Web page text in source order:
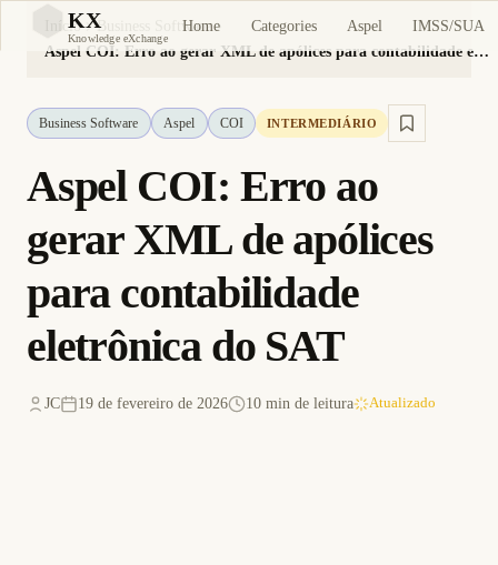
KX
Knowledge eXchange
Home Categories Aspel IMSS/SUA
Início
Business Software
Aspel COI: Erro ao gerar XML de apólices para contabilidade eletrônica do SAT
Business Software Aspel COI INTERMEDIÁRIO
Aspel COI: Erro ao
gerar XML de apólices
para contabilidade
eletrônica do SAT
JC 19 de fevereiro de 2026 10 min de leitura Atualizado